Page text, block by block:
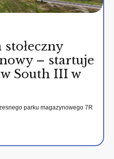
– startuje
South III w
parku magazynowego 7R